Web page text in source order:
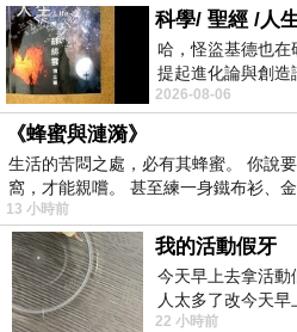
科學/ 聖經 /人
哈，怪盜基德也
提起進化論與創
時間就有「 進化論
2026-08-06
《蜂蜜與漣漪》
生活的苦悶之處，必有其蜂蜜。 你說
窩，才能親嚐。 甚至練一身鐵布衫、
13 小時前
我的活動假牙
今天早上去拿活動
人太多了改今天
去西螺農會~回到
22 小時前